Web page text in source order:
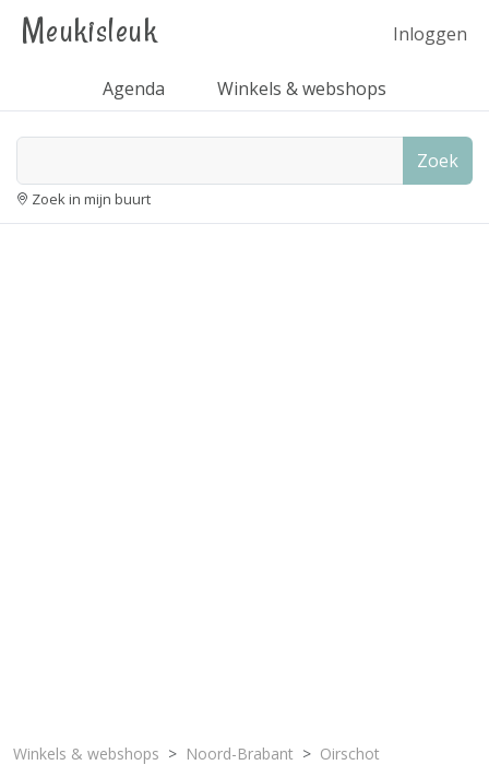
Meukisleuk Inloggen
Agenda Winkels & webshops
Zoek
Zoek in mijn buurt
Winkels & webshops Noord-Brabant Oirschot